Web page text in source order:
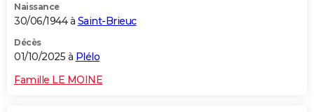
Dictionnaire
Biographies
Citations
Expressions
Proverbes
PROGRAMME TV
COPAINS D'AVANT
S'inscrire
Se connecter
Lycées
Collèges
Primaires
Universités
Entreprises
Service militaire
Avis de recherche
AVIS DE DÉCÈS
Naissance
30/06/1944 à Saint-Brieuc
Décès
01/10/2025 à Plélo
Famille LE MOINE